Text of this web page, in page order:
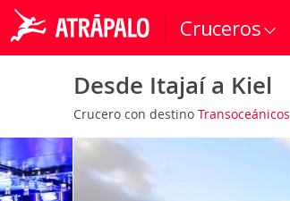
Cruceros
Desde Itajaí a Kiel
Crucero con destino Transoceánicos